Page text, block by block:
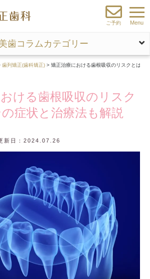
ご予約 Menu
歯コラムカテゴリー
歯列矯正(歯科矯正) > 矯正治療における歯根吸収のリスクとは？
ける歯根吸収のリスク
症状と治療法も解説
新日：2024.07.26